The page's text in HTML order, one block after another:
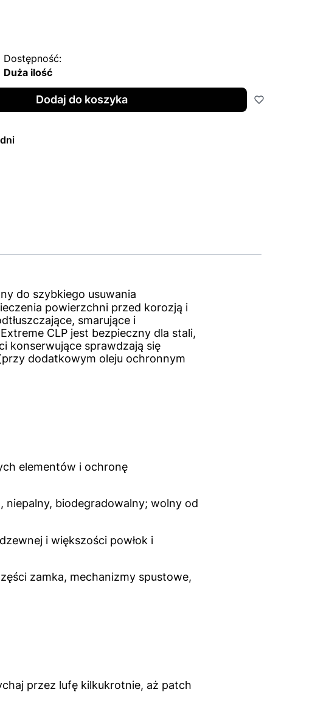
Dostępność:
Duża ilość
Dodaj do koszyka
do szybkiego usuwania
powierzchni przed korozją i
smarujące i
CLP jest bezpieczny dla stali,
konserwujące sprawdzają się
dodatkowym oleju ochronnym
elementów i ochronę
niepalny, biodegradowalny; wolny od
i większości powłok i
zamka, mechanizmy spustowe,
przez lufę kilkukrotnie, aż patch